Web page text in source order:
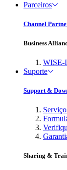
Parceiros
Channel
Business
WISE-
Suporte
Support &
Sharing &